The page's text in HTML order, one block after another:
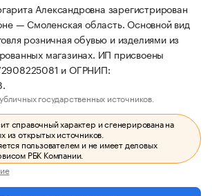
Александровна зарегистрирован
— Смоленская область. Основной вид
розничная обувью и изделиями из
магазинах. ИП присвоены
и ОГРНИП:
государственных источников.
справочный характер и сгенерирована на
из открытых источников.
пользователем и не имеет деловых
РБК Компании.